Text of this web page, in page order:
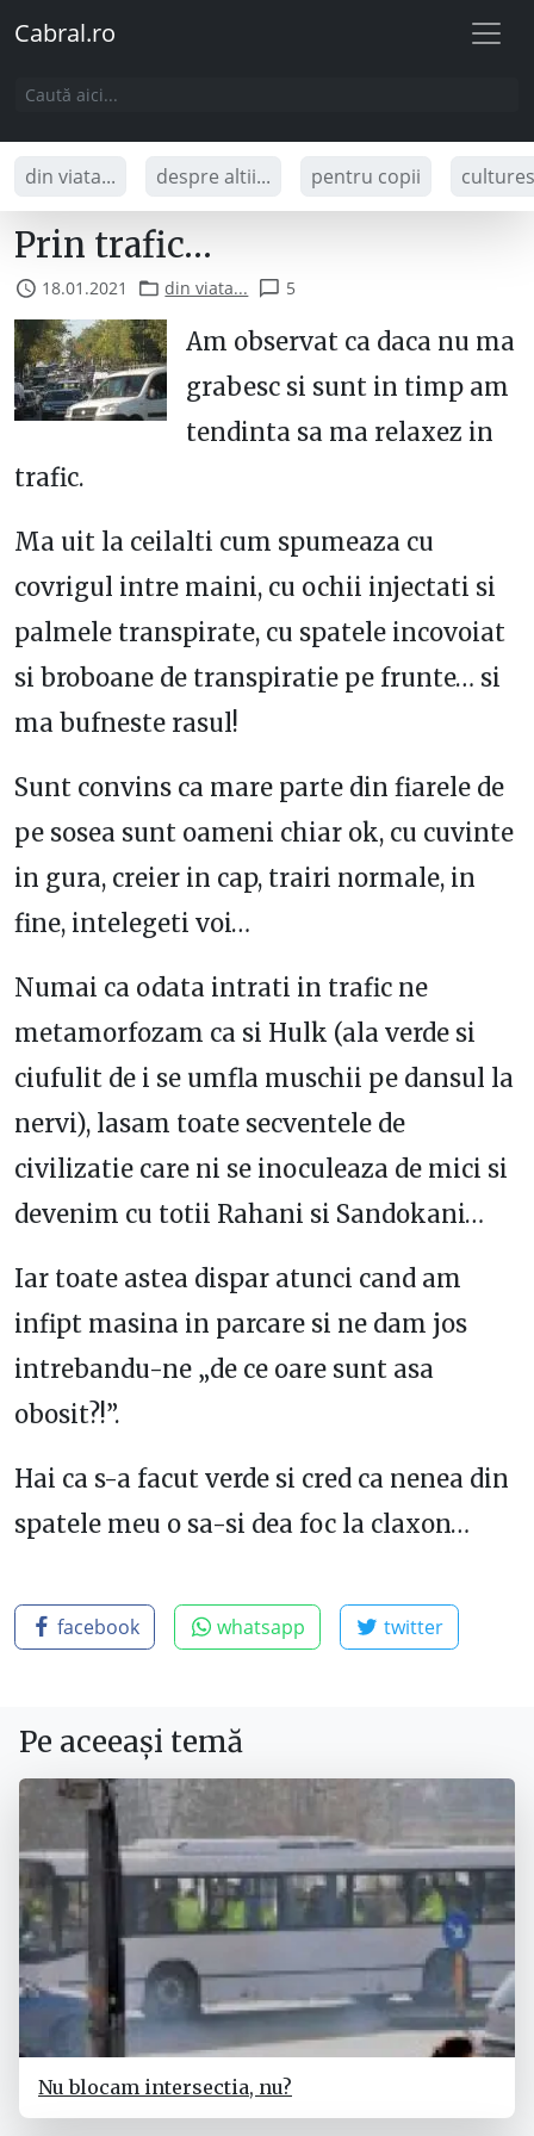
Cabral.ro
din viata... despre altii... pentru copii
Prin trafic…
18.01.2021 din viata... 5
Am observat ca daca nu ma
grabesc si sunt in timp am
tendinta sa ma relaxez in
trafic.
Ma uit la ceilalti cum spumeaza cu
covrigul intre maini, cu ochii injectati si
palmele transpirate, cu spatele incovoiat
si broboane de transpiratie pe frunte… si
ma bufneste rasul!
Sunt convins ca mare parte din fiarele de
pe sosea sunt oameni chiar ok, cu cuvinte
in gura, creier in cap, trairi normale, in
fine, intelegeti voi…
Numai ca odata intrati in trafic ne
metamorfozam ca si Hulk (ala verde si
ciufulit de i se umfla muschii pe dansul la
nervi), lasam toate secventele de
civilizatie care ni se inoculeaza de mici si
devenim cu totii Rahani si Sandokani…
Iar toate astea dispar atunci cand am
infipt masina in parcare si ne dam jos
intrebandu-ne „de ce oare sunt asa
obosit?!”.
Hai ca s-a facut verde si cred ca nenea din
spatele meu o sa-si dea foc la claxon…
facebook whatsapp twitter
Pe aceeași temă
Nu blocam intersectia, nu?